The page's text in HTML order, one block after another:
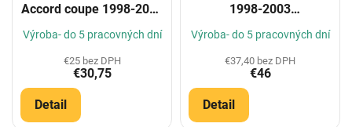
Accord coupe 1998-2003
Výroba- do 5 pracovných dní
€25 bez DPH
€30,75
Detail
1998-2003
Výroba- do 5 pracovných dní
€37,40 bez DPH
€46
Detail